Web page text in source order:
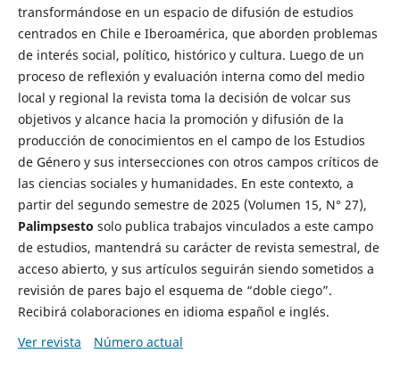
transformándose en un espacio de difusión de estudios
centrados en Chile e Iberoamérica, que aborden problemas
de interés social, político, histórico y cultura. Luego de un
proceso de reflexión y evaluación interna como del medio
local y regional la revista toma la decisión de volcar sus
objetivos y alcance hacia la promoción y difusión de la
producción de conocimientos en el campo de los Estudios
de Género y sus intersecciones con otros campos críticos de
las ciencias sociales y humanidades. En este contexto, a
partir del segundo semestre de 2025 (Volumen 15, N° 27),
Palimpsesto solo publica trabajos vinculados a este campo
de estudios, mantendrá su carácter de revista semestral, de
acceso abierto, y sus artículos seguirán siendo sometidos a
revisión de pares bajo el esquema de “doble ciego”.
Recibirá colaboraciones en idioma español e inglés.
Ver revista
Número actual